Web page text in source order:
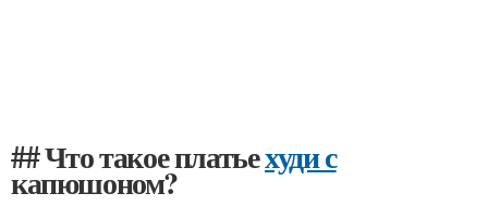
## Что такое платьехуди с
капюшоном?